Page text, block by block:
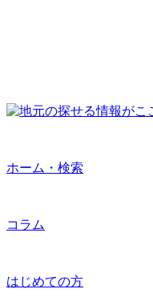
ホーム・検索
コラム
はじめての方